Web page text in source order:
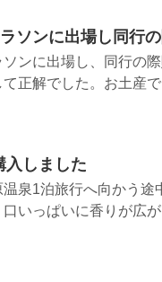
ソンに出場し同行
ンに出場し、同行の
て正解でした。お土産
入しました
泉1泊旅行へ向かう
いっぱいに香りが広